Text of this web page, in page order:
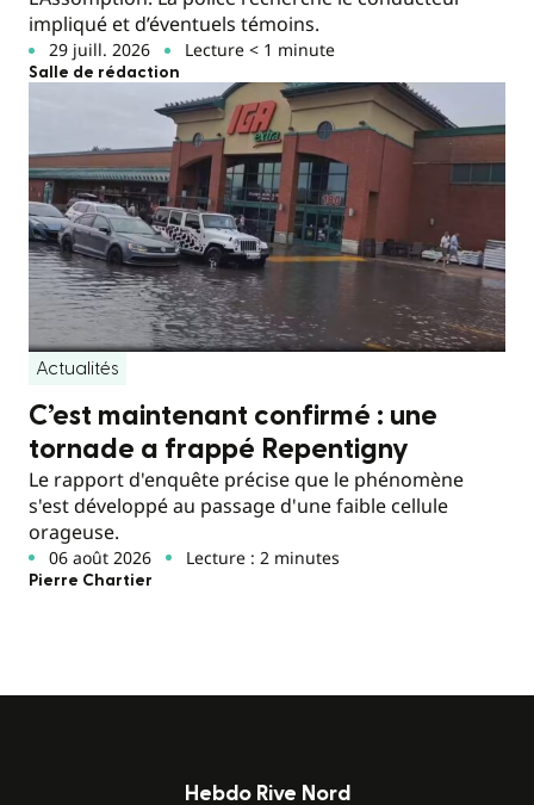
impliqué et d’éventuels témoins.
29 juill. 2026 Lecture < 1 minute
Salle de rédaction
Actualités
C’est maintenant confirmé : une
tornade a frappé Repentigny
Le rapport d'enquête précise que le phénomène
s'est développé au passage d'une faible cellule
orageuse.
06 août 2026 Lecture : 2 minutes
Pierre Chartier
Hebdo Rive Nord